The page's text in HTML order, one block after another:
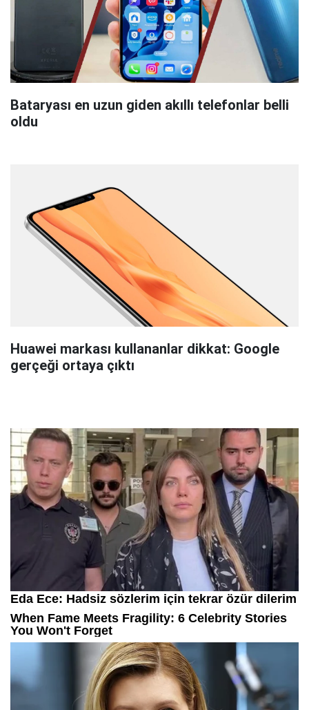
Bataryası en uzun giden akıllı telefonlar belli
oldu
Huawei markası kullananlar dikkat: Google
gerçeği ortaya çıktı